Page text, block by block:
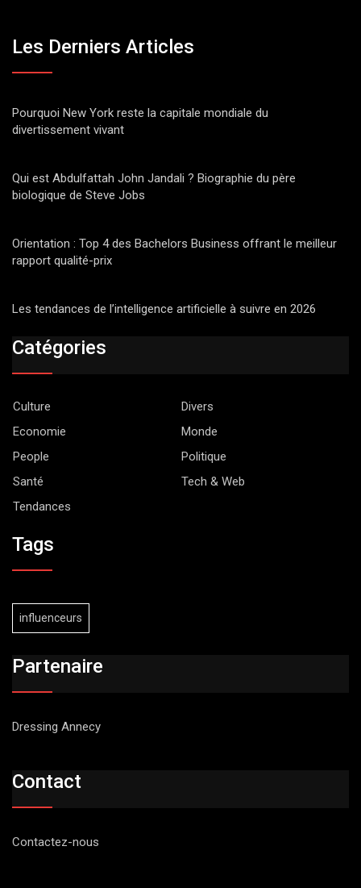
Les Derniers Articles
Pourquoi New York reste la capitale mondiale du
divertissement vivant
Qui est Abdulfattah John Jandali ? Biographie du père
biologique de Steve Jobs
Orientation : Top 4 des Bachelors Business offrant le meilleur
rapport qualité-prix
Les tendances de l’intelligence artificielle à suivre en 2026
Catégories
Culture
Divers
Economie
Monde
People
Politique
Santé
Tech & Web
Tendances
Tags
influenceurs
Partenaire
Dressing Annecy
Contact
Contactez-nous